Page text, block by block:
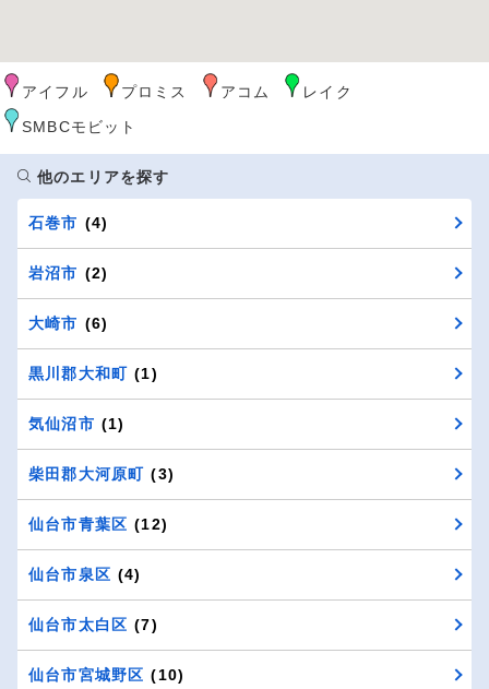
アイフル プロミス アコム
レイク
SMBCモビット
他のエリアを探す
石巻市 (4)
岩沼市 (2)
大崎市 (6)
黒川郡大和町 (1)
気仙沼市 (1)
柴田郡大河原町 (3)
仙台市青葉区 (12)
仙台市泉区 (4)
仙台市太白区 (7)
仙台市宮城野区 (10)